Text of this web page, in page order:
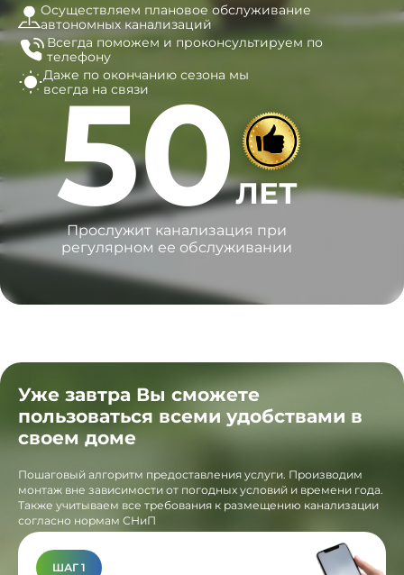
Осуществляем плановое обслуживание
автономных канализаций
Всегда поможем и проконсультируем по
телефону
Даже по окончанию сезона мы
всегда на связи
50ЛЕТ
Прослужит канализация при
регулярном ее обслуживании
Уже завтра Вы сможете
пользоваться всеми удобствами в
своем доме
Пошаговый алгоритм предоставления услуги. Производим
монтаж вне зависимости от погодных условий и времени года.
Также учитываем все требования к размещению канализации
согласно нормам СНиП
ШАГ 1